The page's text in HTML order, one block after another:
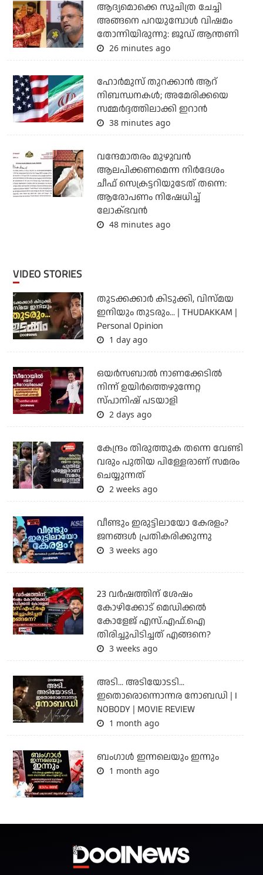
ആദ്യമൊക്കെ സുചിത്ര ചേച്ചി
അങ്ങനെ പറയുമ്പോൾ വിഷമം
തോന്നിയിരുന്നു: ജൂഡ് ആന്തണി
26 minutes ago
ഹോര്‍മുസ് തുറക്കാന്‍ ആറ്
നിബന്ധനകള്‍; അമേരിക്കയെ
സമ്മര്‍ദ്ദത്തിലാക്കി ഇറാന്‍
38 minutes ago
വന്ദേമാതരം മുഴുവന്‍
ആലപിക്കണമെന്ന നിര്‍ദേശം
ചീഫ് സെക്രട്ടറിയുടേത് തന്നെ:
ആരോപണം നിഷേധിച്ച്
ലോക്ഭവന്‍
48 minutes ago
VIDEO STORIES
തുടക്കക്കാര്‍ കിടുക്കി, വിസ്മയ
ഇനിയും തുടരും... | THUDAKKAM |
Personal Opinion
1 day ago
ഒയര്‍സബാൽ നാണക്കേടിൽ
നിന്ന് ഉയിർത്തെഴുന്നേറ്റ
സ്പാനിഷ് പടയാളി
2 days ago
കേന്ദ്രം തിരുത്തുക തന്നെ വേണ്ടി
വരും പുതിയ പിള്ളേരാണ് സമരം
ചെയ്യുന്നത്
2 weeks ago
വീണ്ടും ഇരുട്ടിലായോ കേരളം?
ജനങ്ങൾ പ്രതികരിക്കുന്നു
3 weeks ago
23 വർഷത്തിന് ശേഷം
കോഴിക്കോട് മെഡിക്കൽ
കോളേജ് എസ്.എഫ്.ഐ
തിരിച്ചുപിടിച്ചത് എങ്ങനെ?
3 weeks ago
അടി... അടിയോടടി...
ഇതൊരൊന്നൊന്നര നോബഡി | I
NOBODY | MOVIE REVIEW
1 month ago
ബംഗാള്‍ ഇന്നലെയും ഇന്നും
1 month ago